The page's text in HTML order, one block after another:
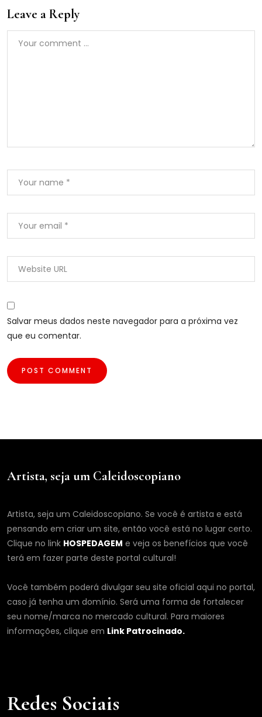
Leave a Reply
Salvar meus dados neste navegador para a próxima vez
que eu comentar.
Artista, seja um Caleidoscopiano
Artista, seja um Caleidoscopiano. Se você é artista e está
pensando em criar um site, então você está no lugar certo.
Clique no link HOSPEDAGEM e veja os benefícios que você
terá em fazer parte deste portal cultural!
Você também poderá divulgar seu site oficial aqui no portal,
caso já tenha um domínio. Será uma forma de fortalecer
seu nome/marca no mercado cultural. Para maiores
informações, clique em Link Patrocinado.
Redes Sociais